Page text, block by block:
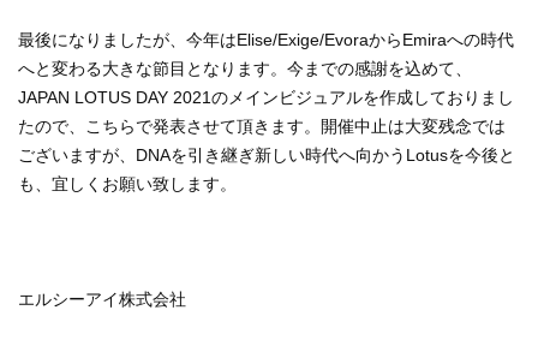
最後になりましたが、今年はElise/Exige/EvoraからEmiraへの時代
へと変わる大きな節目となります。今までの感謝を込めて、
JAPAN LOTUS DAY 2021のメインビジュアルを作成しておりまし
たので、こちらで発表させて頂きます。開催中止は大変残念では
ございますが、DNAを引き継ぎ新しい時代へ向かうLotusを今後と
も、宜しくお願い致します。
エルシーアイ株式会社